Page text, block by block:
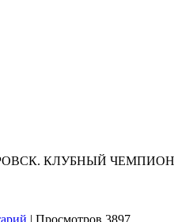
КЛУБНЫЙ
| Просмотров 3897